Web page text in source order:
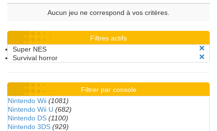
Aucun jeu ne correspond à vos critères.
Filtres actifs
Super NES
Survival horror
Filtrer par console
Nintendo Wii (1081)
Nintendo Wii U (682)
Nintendo DS (1100)
Nintendo 3DS (929)